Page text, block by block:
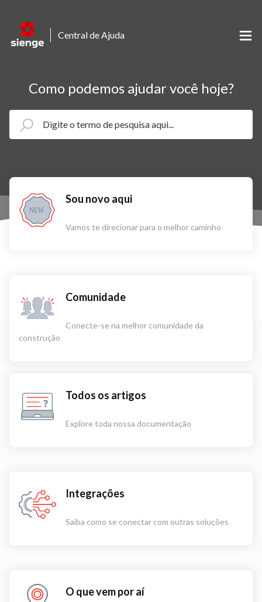
Central de Ajuda
Como podemos ajudar você hoje?
NEW
Sou novo aqui
Vamos te direcionar para o melhor caminho
Comunidade
Conecte-se na melhor comunidade da
construção
Todos os artigos
Explore toda nossa documentação
Integrações
Saiba como se conectar com outras soluções
O que vem por aí